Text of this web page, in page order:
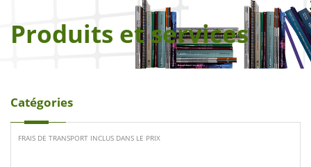
Produits et services
Catégories
FRAIS DE TRANSPORT INCLUS DANS LE PRIX